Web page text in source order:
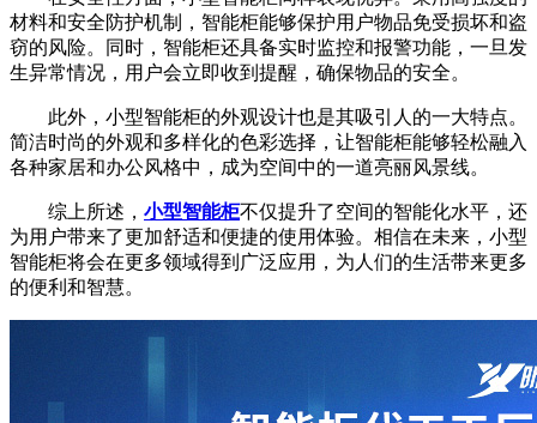
材料和安全防护机制，智能柜能够保护用户物品免受损坏和盗
窃的风险。同时，智能柜还具备实时监控和报警功能，一旦发
生异常情况，用户会立即收到提醒，确保物品的安全。
此外，小型智能柜的外观设计也是其吸引人的一大特点。
简洁时尚的外观和多样化的色彩选择，让智能柜能够轻松融入
各种家居和办公风格中，成为空间中的一道亮丽风景线。
综上所述， 小型智能柜不仅提升了空间的智能化水平，还
为用户带来了更加舒适和便捷的使用体验。相信在未来，小型
智能柜将会在更多领域得到广泛应用，为人们的生活带来更多
的便利和智慧。